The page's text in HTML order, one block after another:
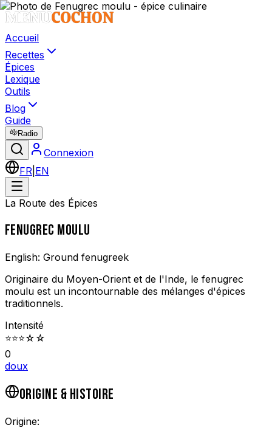
Accueil
Recettes
Épices
Lexique
Outils
Blog
Guide
Radio
Connexion
FR EN
La Route des Épices
FENUGREC MOULU
English: Ground fenugreek
Originaire du Moyen-Orient et de l'Inde, le fenugrec
moulu est un incontournable des mélanges d'épices
traditionnels.
Intensité
⭐⭐⭐☆ ☆
0
doux
ORIGINE & HISTOIRE
Origine: